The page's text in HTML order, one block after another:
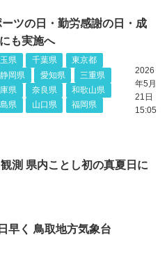
ツの日・勤労感謝の日・成
も実施へ
県 千葉県
東京都
静岡県 愛知県
三重県
県 奈良県
和歌山県
県 山口県
福岡県
2026
年5月
21日
15:05
測 県内ことし初の真夏日に
早く 鳥取地方気象台